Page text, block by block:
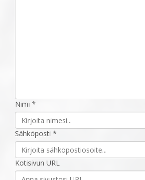
Nimi *
Sähköposti *
Kotisivun URL